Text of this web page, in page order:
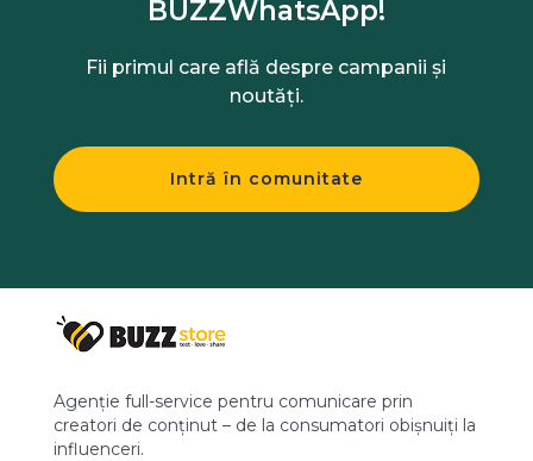
BUZZWhatsApp!
Fii primul care află despre campanii și
noutăți.
Intră în comunitate
Agenție full-service pentru comunicare prin
creatori de conținut – de la consumatori obișnuiți la
influenceri.